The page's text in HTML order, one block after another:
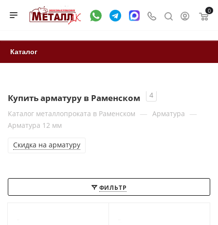
0
Каталог
Купить арматуру в Раменском
4
Каталог металлопроката в Раменском — Арматура —
Арматура 12 мм
Скидка на арматуру
ФИЛЬТР